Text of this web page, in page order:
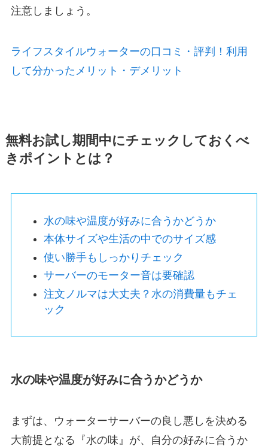
注意しましょう。
ライフスタイルウォーターの口コミ・評判！利用
して分かったメリット・デメリット
無料お試し期間中にチェックしておくべ
きポイントとは？
水の味や温度が好みに合うかどうか
本体サイズや生活の中でのサイズ感
使い勝手もしっかりチェック
サーバーのモーター音は要確認
注文ノルマは大丈夫？水の消費量もチェ
ック
水の味や温度が好みに合うかどうか
まずは、ウォーターサーバーの良し悪しを決める
大前提となる『水の味』が、自分の好みに合うか